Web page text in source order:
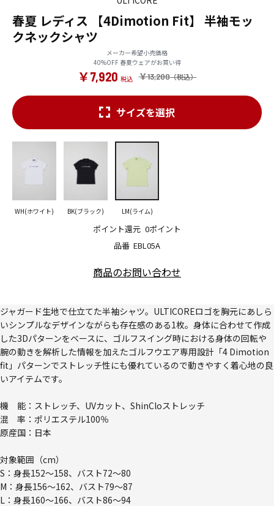
春夏 レディス 【4Dimotion Fit】 半袖モッ
クネックシャツ
メーカー希望小売価格
40%OFF 春夏ウェアがお買い得
￥13,200
￥7,920
品番 EBL05A
ポイント還元 0ポイント
サイズを選択
WH(ホワイト) BK(ブラック) LM(ライム)
商品のお問い合わせ
ジャガード生地で仕立てた半袖シャツ。ULTICOREロゴを胸元にあしら
いシンプルなデザインながらも存在感のある1枚。身体に合わせて作成
した3Dパターンをベースに、ゴルフスイング時における身体の回転や
腕の動きを解析した情報を加えたゴルフウエア専用設計「4 Dimotion
fit」パターンでストレッチ性にも優れているので動きやすく着心地の良
いアイテムです。
機 能：ストレッチ、UVカット、ShinCloストレッチ
混 率：ポリエステル100％
原産国：日本
対象範囲（cm）
S：身長152～158、バスト72～80
M：身長156～162、バスト79～87
L：身長160～166、バスト86～94